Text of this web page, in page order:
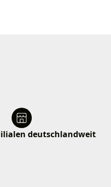
deutschlandweit